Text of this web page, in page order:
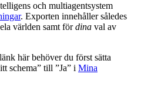
och multiagentsystem
. Exporten innehåller således
världen samt fördina val av
här behöver du först sätta
schema” till ”Ja” i Mina